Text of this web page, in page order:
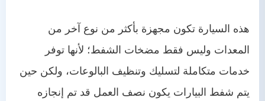
هذه السيارة تكون مجهزة بأكثر من نوع آخر من
المعدات وليس فقط مضخات الشفط؛ لأنها توفر
خدمات متكاملة لتسليك وتنظيف البالوعات، ولكن حين
يتم شفط البيارات يكون نصف العمل قد تم إنجازه